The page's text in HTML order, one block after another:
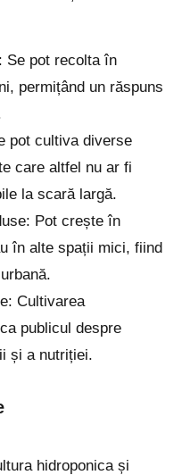
Se pot recolta în
permițând un răspuns
pot cultiva diverse
care altfel nu ar fi
la scară largă.
Pot crește în
în alte spații mici, fiind
Cultivarea
publicul despre
și a nutriției.
hidroponica și